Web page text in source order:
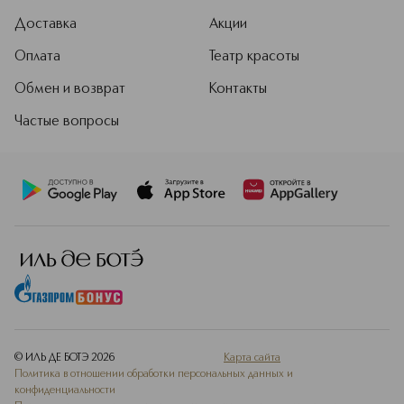
защищает кожу от обезвоживания,
слоев кожи. Сегодня Clinique в
тесном партнерстве с нью-
йоркской медицинской школой
дерматологических исследований
аллергических заболеваний.
Доставка
Оплата
Обмен и возврат
Частые вопросы
Акции
Театр красоты
Контакты
© ИЛЬ ДЕ БОТЭ 2026
Карта сайта
Политика в отношении обработки персональных данных и
конфиденциальности